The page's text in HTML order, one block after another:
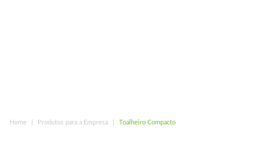
Home Produtos para a Empresa Toalheiro Compacto